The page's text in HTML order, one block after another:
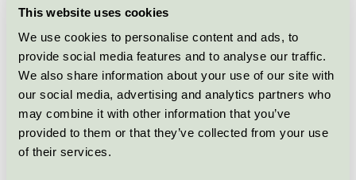
This website uses cookies
We use cookies to personalise content and ads, to
provide social media features and to analyse our traffic.
We also share information about your use of our site with
our social media, advertising and analytics partners who
may combine it with other information that you’ve
provided to them or that they’ve collected from your use
of their services.
cm, vita och färgade.
Affari, kronljus, 8 st, 19-35 cm,
vita
Svanen / Affari of Sweden / Kronljus och antikljus